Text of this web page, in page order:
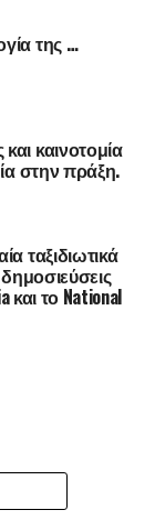
των
μας
της …
καινοτομία
στην πράξη.
ταξιδιωτικά
και το National